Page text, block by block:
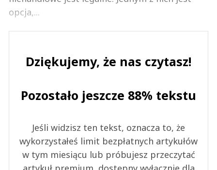
opcja,...
Dziękujemy, że nas czytasz!
Pozostało jeszcze 88% tekstu
Jeśli widzisz ten tekst, oznacza to, że
wykorzystałeś limit bezpłatnych artykułów
w tym miesiącu lub próbujesz przeczytać